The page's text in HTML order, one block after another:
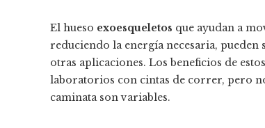
El hueso exoesqueletos que ayudan a
reduciendo la energía necesaria, pueden
otras aplicaciones. Los beneficios de
laboratorios con cintas de correr, pero
caminata son variables.